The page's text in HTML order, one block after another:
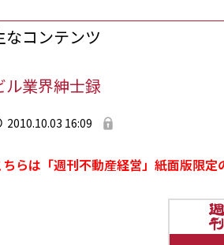
なコンテンツ
ル業界紳士録
2010.10.03 16:09
ちらは「週刊不動産経営」紙面版限定